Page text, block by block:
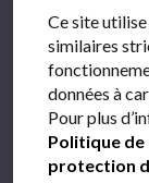
Ce site
similaires
données à
Pour plus
Politique
protection